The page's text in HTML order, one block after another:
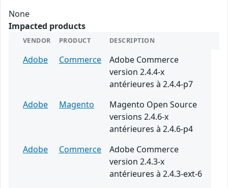
None
Impacted products
VENDOR PRODUCT DESCRIPTION
Adobe Commerce
Adobe Commerce
version 2.4.4-x
antérieures à 2.4.4-p7
Adobe
Magento
Magento Open Source
versions 2.4.6-x
antérieures à 2.4.6-p4
Adobe
Commerce
Adobe Commerce
version 2.4.3-x
antérieures à 2.4.3-ext-6